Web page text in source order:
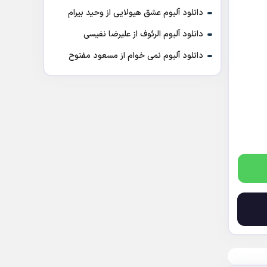
دانلود آلبوم عشق هیولایی از وحید بیرام
دانلود آلبوم الرئوف از علیرضا نفیسی
دانلود آلبوم نمی خوام از مسعود مفتوح